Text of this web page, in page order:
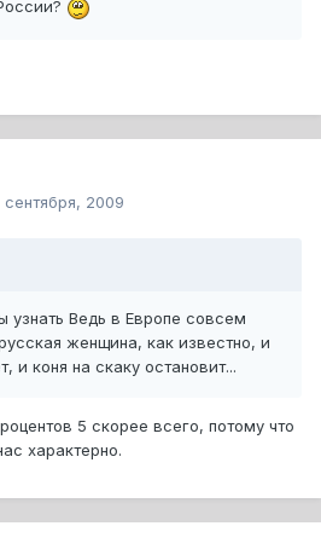
сентября, 2009
узнать Ведь в Европе совсем
женщина, как известно, и
и коня на скаку остановит...
5 скорее всего, потому что
характерно.